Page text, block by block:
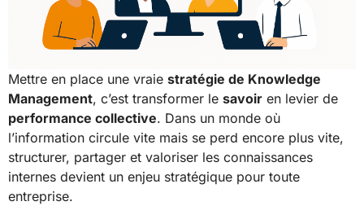
Mettre en place une vraie stratégie de Knowledge
Management, c’est transformer le savoir en levier de
performance collective. Dans un monde où
l’information circule vite mais se perd encore plus vite,
structurer, partager et valoriser les connaissances
internes devient un enjeu stratégique pour toute
entreprise.